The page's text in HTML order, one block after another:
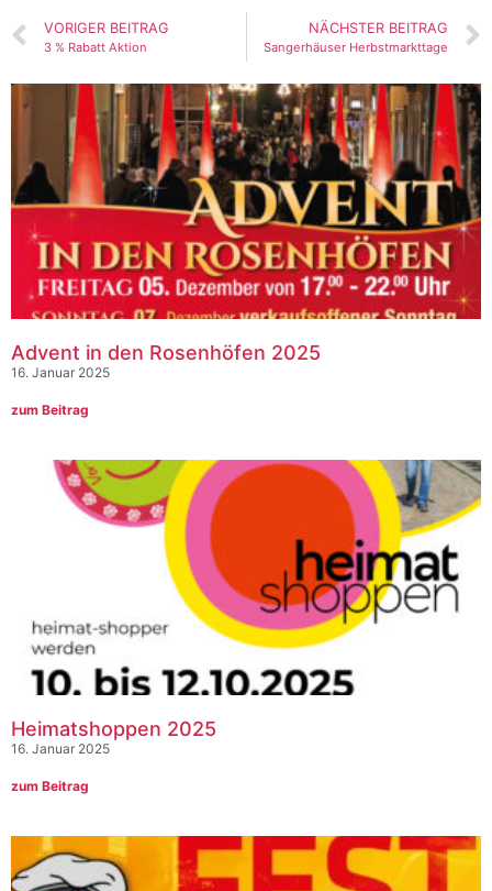
VORIGER BEITRAG
3 % Rabatt Aktion
NÄCHSTER BEITRAG
Sangerhäuser Herbstmarkttage
Advent in den Rosenhöfen 2025
16. Januar 2025
zum Beitrag
Heimatshoppen 2025
16. Januar 2025
zum Beitrag